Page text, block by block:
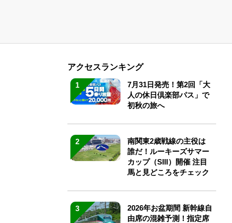
アクセスランキング
1
7月31日発売！第2回「大
人の休日倶楽部パス」で
初秋の旅へ
2
南関東2歳戦線の主役は
誰だ！ルーキーズサマー
カップ（SIII）開催 注目
馬と見どころをチェック
3
2026年お盆期間 新幹線自
由席の混雑予測！指定席